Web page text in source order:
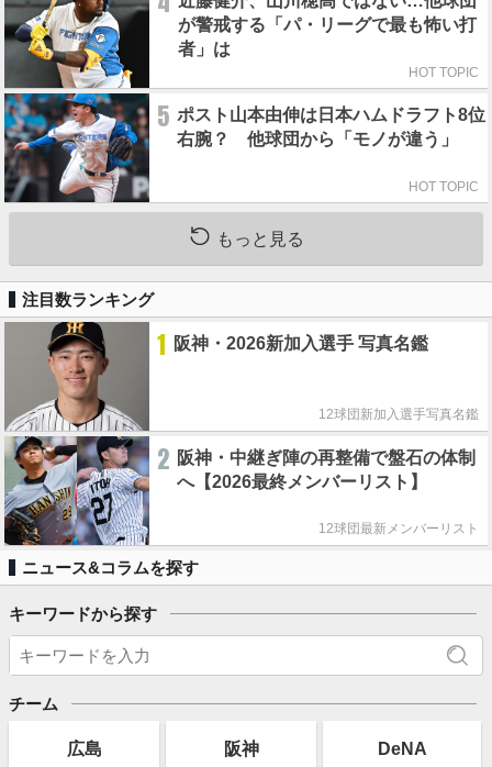
が警戒する「パ・リーグで最も怖い打
者」は
HOT TOPIC
5 ポスト山本由伸は日本ハムドラフト8位
右腕？ 他球団から「モノが違う」
HOT TOPIC
もっと見る
注目数ランキング
1 阪神・2026新加入選手 写真名鑑
12球団新加入選手写真名鑑
2 阪神・中継ぎ陣の再整備で盤石の体制
へ【2026最終メンバーリスト】
12球団最新メンバーリスト
ニュース&コラムを探す
キーワードから探す
チーム
広島 阪神 DeNA